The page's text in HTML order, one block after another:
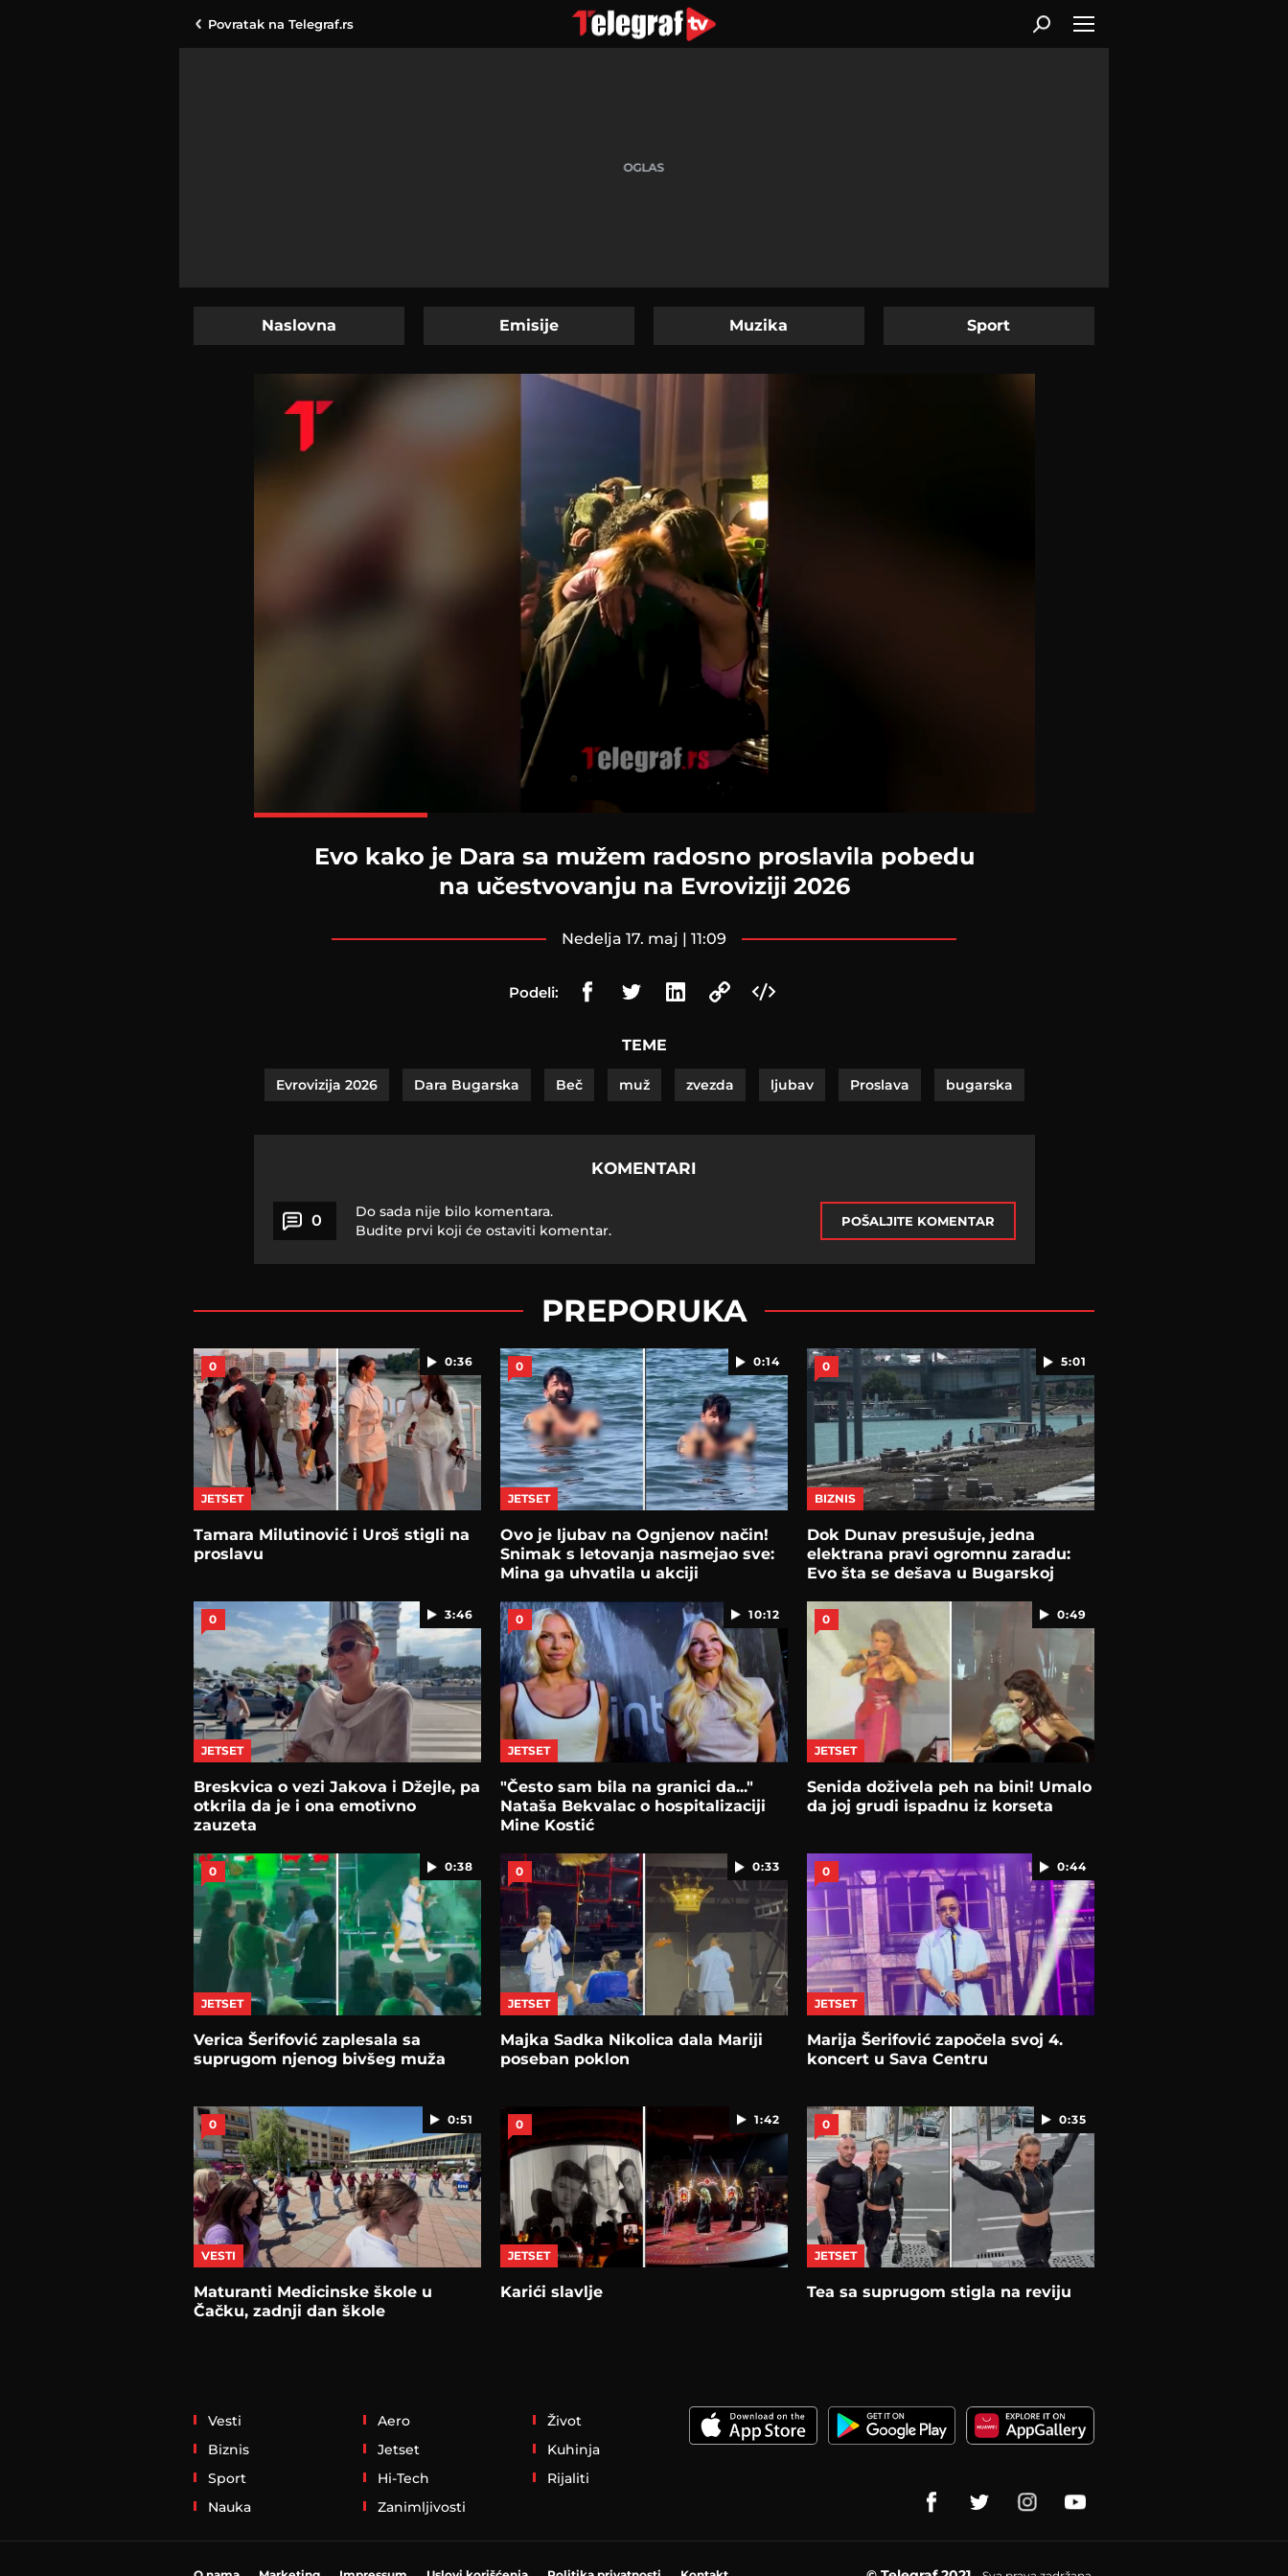
Povratak na Telegraf.rs
Naslovna Emisije Muzika Sport
Evo kako je Dara sa mužem radosno proslavila pobedu
na učestvovanju na Evroviziji 2026
nedelja 17. maj | 11:09
Podeli:
TEME
Evrovizija 2026 Dara Bugarska Beč muž zvezda ljubav Proslava bugarska
KOMENTARI
0
Do sada nije bilo komentara.
Budite prvi koji će ostaviti komentar.
POŠALJITE KOMENTAR
PREPORUKA
0:36
0
JETSET
Tamara Milutinović i Uroš stigli na
proslavu
0:14
0
JETSET
Ovo je ljubav na Ognjenov način!
Snimak s letovanja nasmejao sve:
Mina ga uhvatila u akciji
5:01
0
BIZNIS
Dok Dunav presušuje, jedna
elektrana pravi ogromnu zaradu:
Evo šta se dešava u Bugarskoj
3:46
0
JETSET
Breskvica o vezi Jakova i Džejle, pa
otkrila da je i ona emotivno
zauzeta
10:12
0
JETSET
"Često sam bila na granici da..."
Nataša Bekvalac o hospitalizaciji
Mine Kostić
0:49
0
JETSET
Senida doživela peh na bini! Umalo
da joj grudi ispadnu iz korseta
0:38
0
JETSET
Verica Šerifović zaplesala sa
suprugom njenog bivšeg muža
0:33
0
JETSET
Majka Sadka Nikolica dala Mariji
poseban poklon
0:44
0
JETSET
Marija Šerifović započela svoj 4.
koncert u Sava Centru
0:51
0
VESTI
Maturanti Medicinske škole u
Čačku, zadnji dan škole
1:42
0
JETSET
Karići slavlje
0:35
0
JETSET
Tea sa suprugom stigla na reviju
Vesti
Biznis
Sport
Nauka
Aero
Jetset
Hi-Tech
Zanimljivosti
Život
Kuhinja
Rijaliti